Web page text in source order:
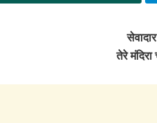
तेरे